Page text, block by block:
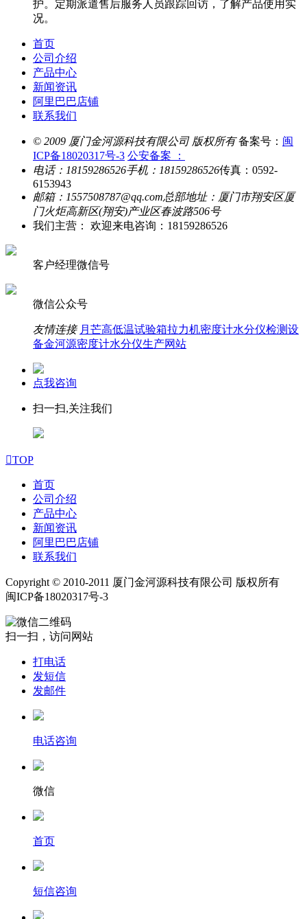
护。定期派遣售后服务人员跟踪回访，了解产品使用实
况。
首页
公司介绍
产品中心
新闻资讯
阿里巴巴店铺
联系我们
© 2009 厦门金河源科技有限公司 版权所有备案号： 闽
ICP备18020317号-3 公安备案 ：
电话：18159286526手机：18159286526传真：0592-
6153943
邮箱：1557508787@qq.com总部地址：厦门市翔安区厦
门火炬高新区(翔安)产业区春波路506号
我们主营： 欢迎来电咨询：18159286526
客户经理微信号
微信公众号
友情连接 月芒高低温试验箱拉力机密度计水分仪检测设
备金河源密度计水分仪生产网站
点我咨询
扫一扫,关注我们
TOP
首页
公司介绍
产品中心
新闻资讯
阿里巴巴店铺
联系我们
Copyright © 2010-2011 厦门金河源科技有限公司 版权所有
闽ICP备18020317号-3
扫一扫，访问网站
打电话
发短信
发邮件
电话咨询
微信
首页
短信咨询